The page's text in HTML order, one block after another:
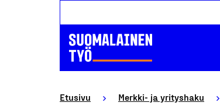
Etusivu Merkki- ja yrityshaku